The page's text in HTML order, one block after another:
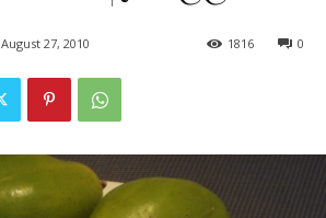
August 27, 2010 0
1816